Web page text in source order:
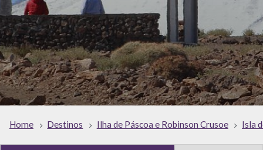
Home Destinos Ilha de Páscoa e Robinson Crusoe Isla